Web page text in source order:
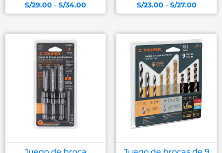
S/29.00 - S/34.00 S/23.00 - S/27.00